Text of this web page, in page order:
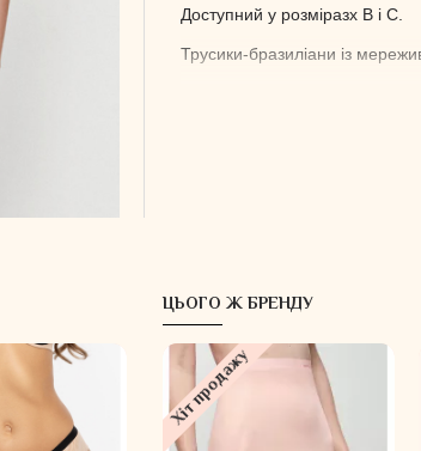
Доступний у розміразх B і C.
Трусики-бразиліани із
ЦЬОГО Ж БРЕНДУ
Хіт продажу